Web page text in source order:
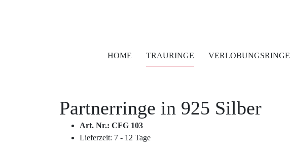
HOME TRAURINGE VERLOBUNGSRINGE
Partnerringe in 925 Silber
Art. Nr.: CFG 103
Lieferzeit: 7 - 12 Tage